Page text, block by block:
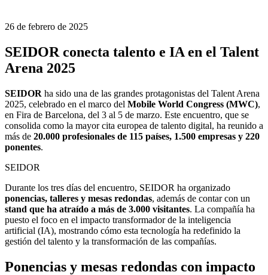
26 de febrero de 2025
SEIDOR conecta talento e IA en el Talent
Arena 2025
SEIDOR ha sido una de las grandes protagonistas del Talent Arena
2025, celebrado en el marco del Mobile World Congress (MWC),
en Fira de Barcelona, del 3 al 5 de marzo. Este encuentro, que se
consolida como la mayor cita europea de talento digital, ha reunido a
más de 20.000 profesionales de 115 países, 1.500 empresas y 220
ponentes.
SEIDOR
Durante los tres días del encuentro, SEIDOR ha organizado
ponencias, talleres y mesas redondas, además de contar con un
stand que ha atraído a más de 3.000 visitantes. La compañía ha
puesto el foco en el impacto transformador de la inteligencia
artificial (IA), mostrando cómo esta tecnología ha redefinido la
gestión del talento y la transformación de las compañías.
Ponencias y mesas redondas con impacto